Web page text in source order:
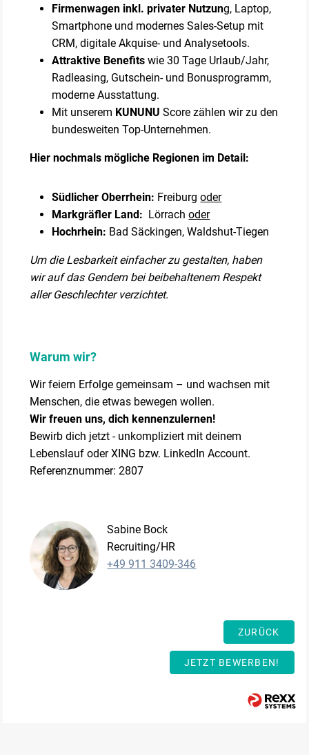
Firmenwagen inkl. privater Nutzung, Laptop,
Smartphone und modernes Sales-Setup mit
CRM, digitale Akquise- und Analysetools.
Attraktive Benefits wie 30 Tage Urlaub/Jahr,
Radleasing, Gutschein- und Bonusprogramm,
moderne Ausstattung.
Mit unserem KUNUNUScore zählen wir zu den
bundesweiten Top-Unternehmen.
Hier nochmals mögliche Regionen im Detail:
Südlicher Oberrhein: Freiburgoder
Markgräfler Land: Lörrachoder
Hochrhein: Bad Säckingen, Waldshut-Tiegen
Um die Lesbarkeit einfacher zu gestalten, haben
wir auf das Gendern bei beibehaltenem Respekt
aller Geschlechter verzichtet.
Warum wir?
Wir feiern Erfolge gemeinsam – und wachsen mit
Menschen, die etwas bewegen wollen.
Wir freuen uns, dich kennenzulernen!
Bewirb dich jetzt - unkompliziert mit deinem
Lebenslauf oder XING bzw. LinkedIn Account.
Referenznummer: 2807
Sabine Bock
Recruiting/HR
+49 911 3409-346
ZURÜCK
JETZT BEWERBEN!